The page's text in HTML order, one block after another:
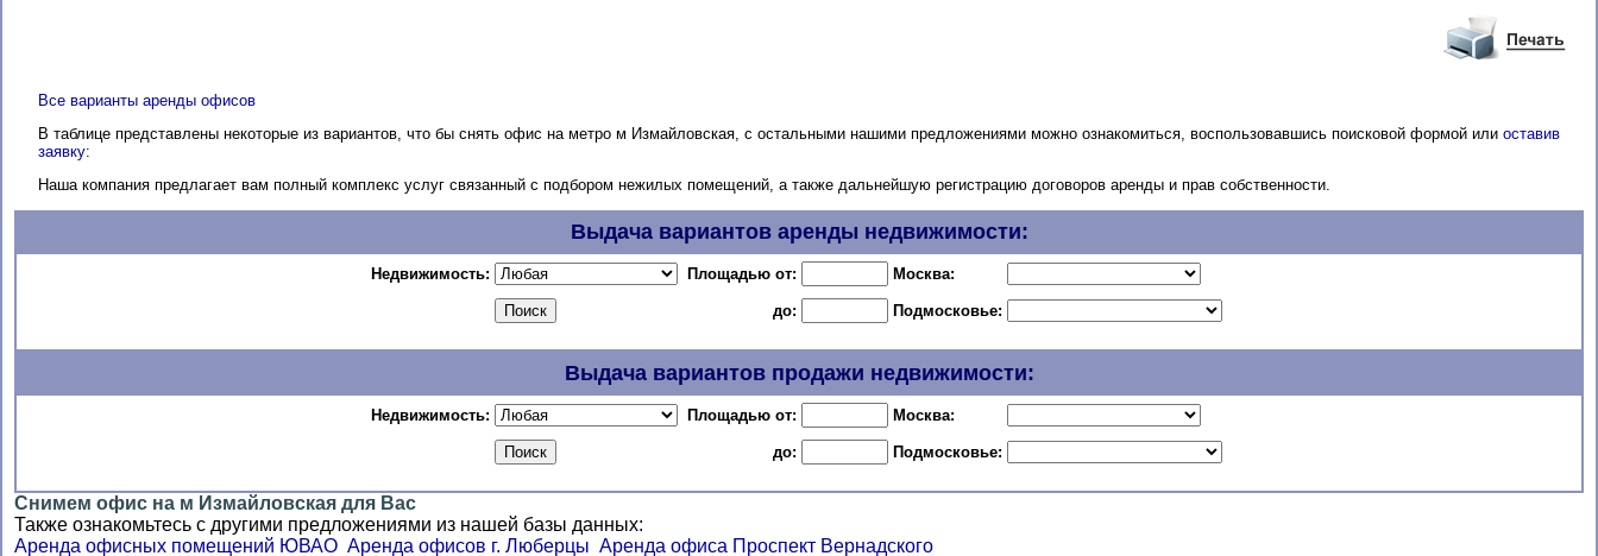
Все варианты аренды офисов
В таблице представлены некоторые из вариантов, что бы снять офис на метро м Измайловская, с остальными нашими предложениями можно ознакомиться, воспользовавшись поисковой формой или оставив
заявку:
Наша компания предлагает вам полный комплекс услуг связанный с подбором нежилых помещений, а также дальнейшую регистрацию договоров аренды и прав собственности.
Выдача вариантов аренды недвижимости:
Недвижимость: Площадью от: Москва:
до: Подмосковье:
Выдача вариантов продажи недвижимости:
Недвижимость: Площадью от: Москва:
до: Подмосковье:
Снимем офис на м Измайловская для Вас
Также ознакомьтесь с другими предложениями из нашей базы данных:
Аренда офисных помещений ЮВАО Аренда офисов г. Люберцы Аренда офиса Проспект Вернадского